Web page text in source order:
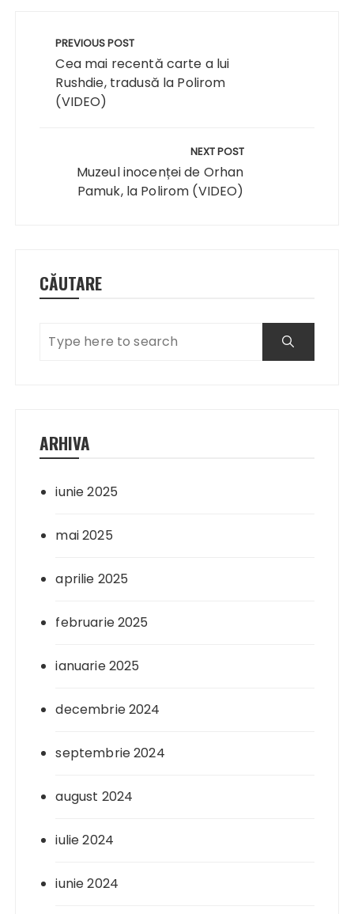
articole
PREVIOUS POST
Cea mai recentă carte a lui
Rushdie, tradusă la Polirom
(VIDEO)
NEXT POST
Muzeul inocenței de Orhan
Pamuk, la Polirom (VIDEO)
CĂUTARE
ARHIVA
iunie 2025
mai 2025
aprilie 2025
februarie 2025
ianuarie 2025
decembrie 2024
septembrie 2024
august 2024
iulie 2024
iunie 2024